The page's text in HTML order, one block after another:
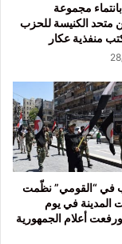
مجموعة
متحد الكنيسة للحزب
منفذية عكار
في “القومي” نظّمت
المدينة في يوم
أعلام الجمهورية